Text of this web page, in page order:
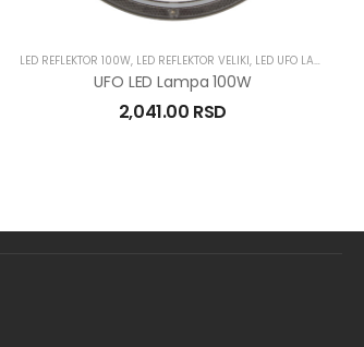
LED REFLEKTOR 100W, LED REFLEKTOR VELIKI, LED UFO LAMPE
UFO LED Lampa 100W
2,041.00 RSD